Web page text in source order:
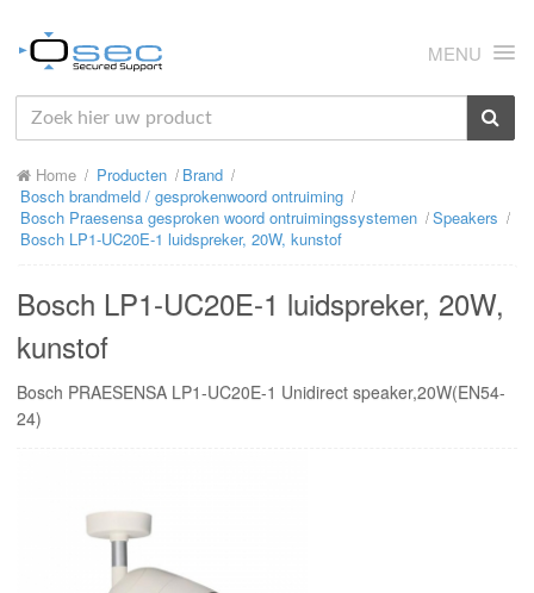
MENU
HOME
OVER ONS
NIEUWS
SUPPORT
RMA
MIJN OSEC
INLOGGEN
Home Producten
Brand
Bosch brandmeld / gesprokenwoord ontruiming
Bosch Praesensa gesproken woord ontruimingssystemen
Speakers
Bosch LP1-UC20E-1 luidspreker, 20W, kunstof
Bosch LP1-UC20E-1 luidspreker, 20W,
kunstof
Bosch PRAESENSA LP1-UC20E-1 Unidirect speaker,20W(EN54-
24)